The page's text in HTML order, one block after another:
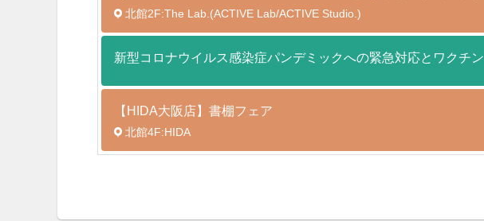
北館2F:The Lab.(ACTIVE Lab/ACTIVE Studio.)
新型コロナウイルス感染症パンデミックへの緊急対応とワクチン
【HIDA大阪店】書棚フェア
北館4F:HIDA